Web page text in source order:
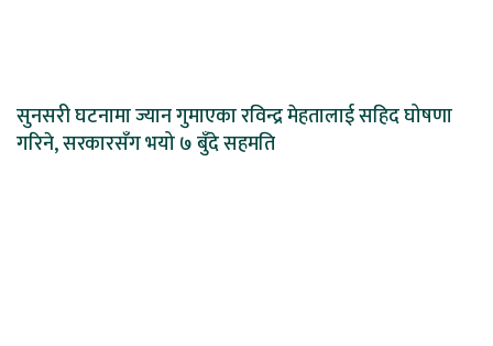
सुनसरी घटनामा ज्यान गुमाएका रविन्द्र मेहतालाई सहिद घोषणा
गरिने, सरकारसँग भयो ७ बुँदे सहमति